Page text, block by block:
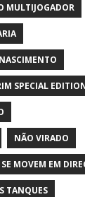
MULTIJOGADOR
SPECIAL
NÃO VIRADO
MOVEM EM
TANQUES